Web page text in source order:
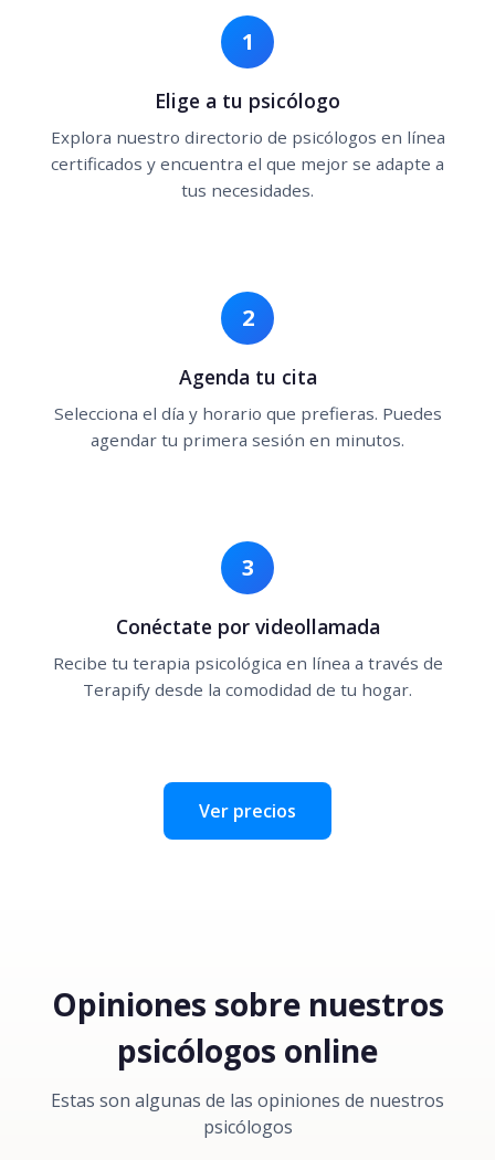
1
Elige a tu psicólogo
Explora nuestro directorio de psicólogos en línea
certificados y encuentra el que mejor se adapte a
tus necesidades.
2
Agenda tu cita
Selecciona el día y horario que prefieras. Puedes
agendar tu primera sesión en minutos.
3
Conéctate por videollamada
Recibe tu terapia psicológica en línea a través de
Terapify desde la comodidad de tu hogar.
Ver precios
Opiniones sobre nuestros
psicólogos online
Estas son algunas de las opiniones de nuestros
psicólogos